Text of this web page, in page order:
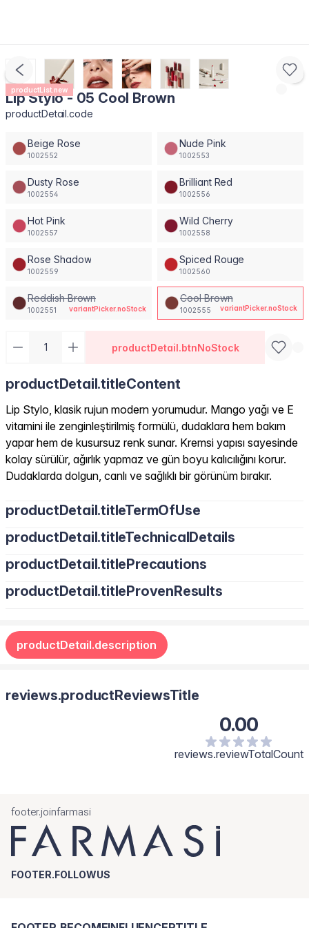
productList.new
Lip Stylo - 05 Cool Brown
productDetail.code
Beige Rose
1002552
Nude Pink
1002553
Dusty Rose
1002554
Brilliant Red
1002556
Hot Pink
1002557
Wild Cherry
1002558
Rose Shadow
1002559
Spiced Rouge
1002560
Reddish Brown
1002551 variantPicker.noStock
Cool Brown
1002555 variantPicker.noStock
productDetail.btnNoStock
productDetail.titleContent
Lip Stylo, klasik rujun modern yorumudur. Mango yağı ve E
vitamini ile zenginleştirilmiş formülü, dudaklara hem bakım
yapar hem de kusursuz renk sunar. Kremsi yapısı sayesinde
kolay sürülür, ağırlık yapmaz ve gün boyu kalıcılığını korur.
Dudaklarda dolgun, canlı ve sağlıklı bir görünüm bırakır.
productDetail.titleTermOfUse
productDetail.titleTechnicalDetails
productDetail.titlePrecautions
productDetail.titleProvenResults
productDetail.description
reviews.productReviewsTitle
0.00
reviews.reviewTotalCount
footer.joinfarmasi
FOOTER.FOLLOWUS